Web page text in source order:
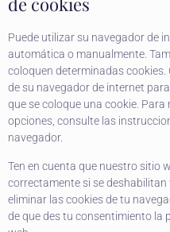
Puede utilizar su navegador de
automática o manualmente.
coloquen determinadas
de su navegador de internet
que se coloque una cookie.
opciones, consulte las
navegador.
Ten en cuenta que nuestro sitio
correctamente si se deshabilitan
eliminar las cookies de tu
de que des tu consentimiento la